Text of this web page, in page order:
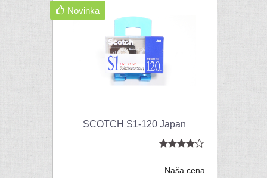
SCOTCH S1-120 Japan
Naša cena
Novinka